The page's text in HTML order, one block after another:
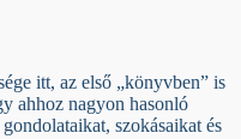
itt, az első „könyvben” is
ahhoz nagyon hasonló
szokásaikat és